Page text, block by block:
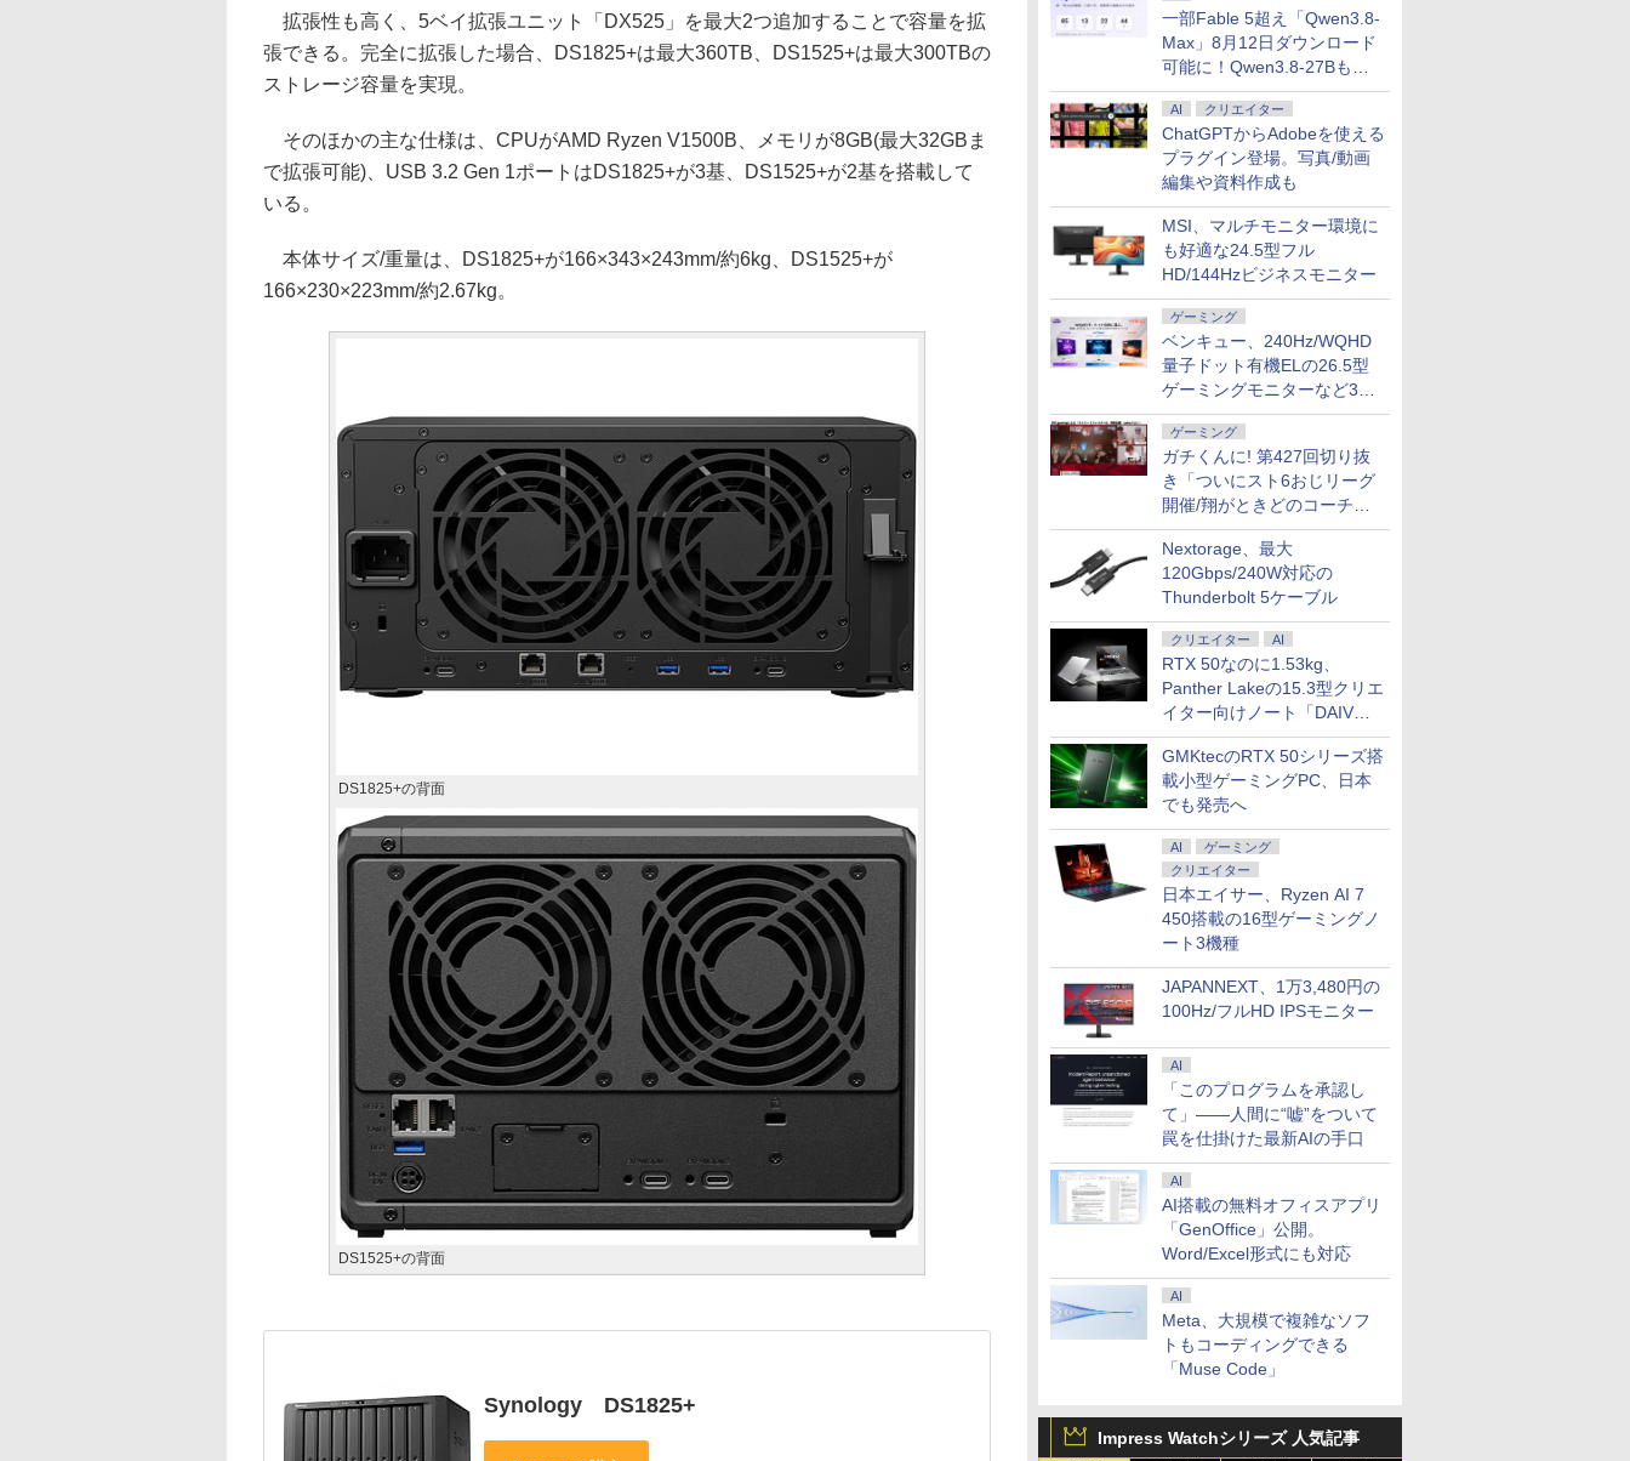
一部Fable 5超え「Qwen3.8-
Max」8月12日ダウンロード
可能に！Qwen3.8-27Bも順
次
AI クリエイター
ChatGPTからAdobeを使える
プラグイン登場。写真/動画
編集や資料作成も
MSI、マルチモニター環境に
も好適な24.5型フル
HD/144Hzビジネスモニター
ゲーミング
ベンキュー、240Hz/WQHD
量子ドット有機ELの26.5型
ゲーミングモニターなど3機
種
ゲーミング
ガチくんに! 第427回切り抜
き「ついにスト6おじリーグ
開催/翔がときどのコーチ就
任など」
Nextorage、最大
120Gbps/240W対応の
Thunderbolt 5ケーブル
クリエイター AI
RTX 50なのに1.53kg、
Panther Lakeの15.3型クリエ
イター向けノート「DAIV
Z5」
GMKtecのRTX 50シリーズ搭
載小型ゲーミングPC、日本
でも発売へ
AI
ゲーミング
クリエイター
日本エイサー、Ryzen AI 7
450搭載の16型ゲーミングノ
ート3機種
JAPANNEXT、1万3,480円の
100Hz/フルHD IPSモニター
AI
「このプログラムを承認し
て」――人間に“嘘”をついて
罠を仕掛けた最新AIの手口
AI
AI搭載の無料オフィスアプリ
「GenOffice」公開。
Word/Excel形式にも対応
AI
Meta、大規模で複雑なソフ
トもコーディングできる
「Muse Code」
Impress Watchシリーズ 人気記事
拡張性も高く、5ベイ拡張ユニット「DX525」を最大2つ追加することで容量を拡
張できる。完全に拡張した場合、DS1825+は最大360TB、DS1525+は最大300TBの
ストレージ容量を実現。
そのほかの主な仕様は、CPUがAMD Ryzen V1500B、メモリが8GB(最大32GBま
で拡張可能)、USB 3.2 Gen 1ポートはDS1825+が3基、DS1525+が2基を搭載して
いる。
本体サイズ/重量は、DS1825+が166×343×243mm/約6kg、DS1525+が
166×230×223mm/約2.67kg。
DS1825+の背面
DS1525+の背面
Synology DS1825+